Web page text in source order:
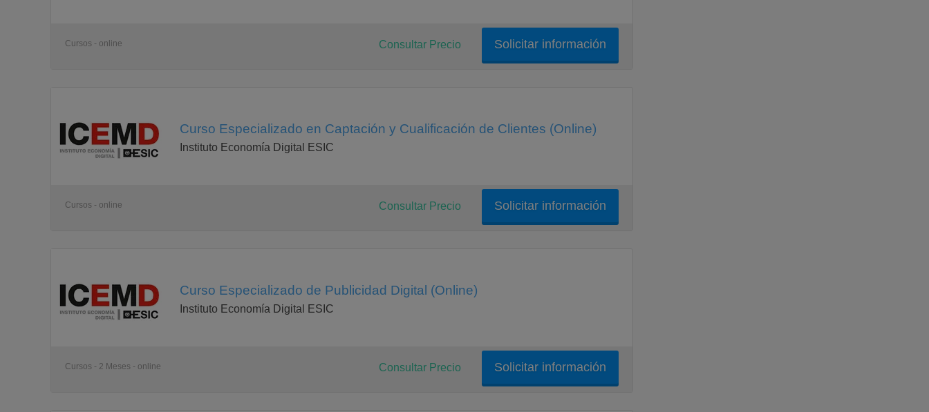
Cursos - online Solicitar información
Consultar Precio
Curso Especializado en Captación y Cualificación de Clientes (Online)
Instituto Economía Digital ESIC
Cursos - online Solicitar información
Consultar Precio
Curso Especializado de Publicidad Digital (Online)
Instituto Economía Digital ESIC
Cursos - 2 Meses - online Solicitar información
Consultar Precio